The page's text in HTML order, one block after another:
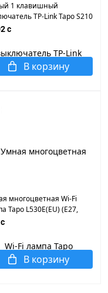
1 клавишный
TP-Link Tapo S210
c
В корзину
многоцветная Wi-Fi
Tapo L530E(EU) (E27,
2.4ГГц WIFI, 806
В корзину